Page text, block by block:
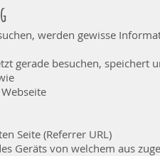
werden gewisse
gerade besuchen, speichert
Seite (Referrer URL)
Geräts von welchem aus